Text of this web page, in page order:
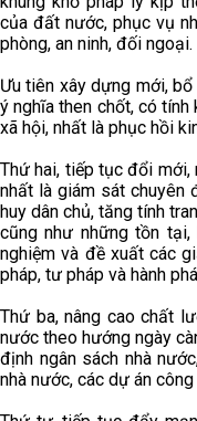
của đất nước, phục vụ
phòng, an ninh, đối ngoại.
Ưu tiên xây dựng mới,
ý nghĩa then chốt, có
xã hội, nhất là phục hồi
Thứ hai, tiếp tục đổi mới,
nhất là giám sát chuyên
huy dân chủ, tăng tính
cũng như những tồn tại,
nghiệm và đề xuất các
pháp, tư pháp và hành
Thứ ba, nâng cao chất
nước theo hướng ngày
định ngân sách nhà
nhà nước, các dự án